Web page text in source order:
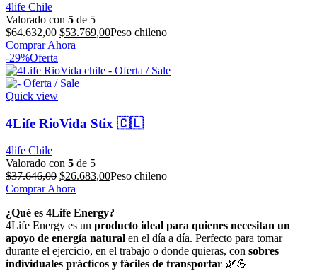
4life Chile
Valorado con 5 de 5
$64.632,00 El
precio
era:
$64.632,00.
$53.769,00El
es:
Peso chileno
Comprar Ahora
-29%Oferta
Quick view
4Life RioVida Stix 🇨🇱
4life Chile
Valorado con 5 de 5
$37.646,00 El
precio
era:
$37.646,00.
$26.683,00El
es:
$26.683,00.
Peso chileno
Comprar Ahora
¿Qué es 4Life Energy?
4Life Energy es un producto ideal para quienes necesitan un
apoyo de energía natural en el día a día. Perfecto para tomar
durante el ejercicio, en el trabajo o donde quieras, con sobres
individuales prácticos y fáciles de transportar 🌿💪